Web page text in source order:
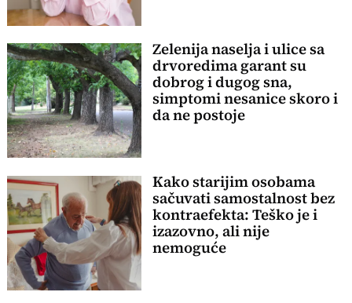
Zelenija naselja i ulice sa
drvoredima garant su
dobrog i dugog sna,
simptomi nesanice skoro i
da ne postoje
Kako starijim osobama
sačuvati samostalnost bez
kontraefekta: Teško je i
izazovno, ali nije
nemoguće